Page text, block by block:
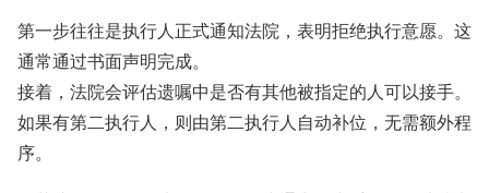
第一步往往是执行人正式通知法院，表明拒绝执行意愿。这
通常通过书面声明完成。
接着，法院会评估遗嘱中是否有其他被指定的人可以接手。
如果有第二执行人，则由第二执行人自动补位，无需额外程
序。